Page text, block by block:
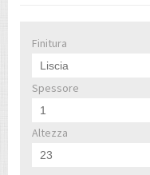
Finitura
Liscia
Spessore
1
Altezza
23